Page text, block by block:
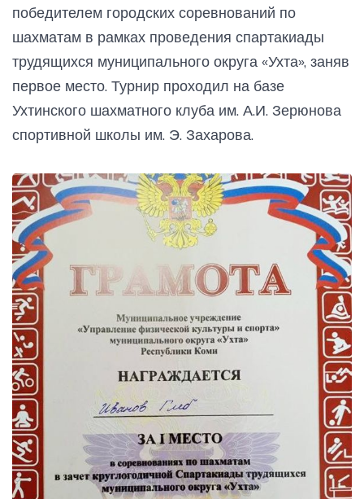
победителем городских соревнований по
шахматам в рамках проведения спартакиады
трудящихся муниципального округа «Ухта», заняв
первое место. Турнир проходил на базе
Ухтинского шахматного клуба им. А.И. Зерюнова
спортивной школы им. Э. Захарова.